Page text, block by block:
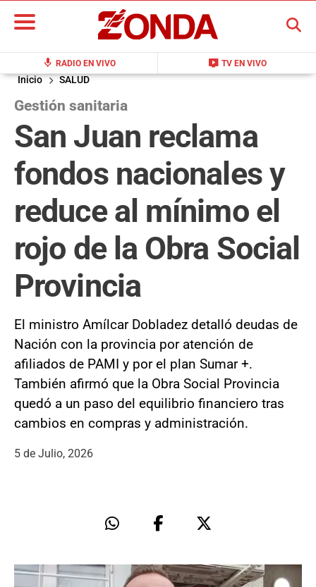
mic RADIO EN VIVO live_tv TV EN VIVO
BUSCAR
Inicio SALUD
Gestión sanitaria
San Juan reclama
fondos nacionales y
reduce al mínimo el
rojo de la Obra Social
Provincia
El ministro Amílcar Dobladez detalló deudas de
Nación con la provincia por atención de
afiliados de PAMI y por el plan Sumar +.
También afirmó que la Obra Social Provincia
quedó a un paso del equilibrio financiero tras
cambios en compras y administración.
5 de Julio, 2026